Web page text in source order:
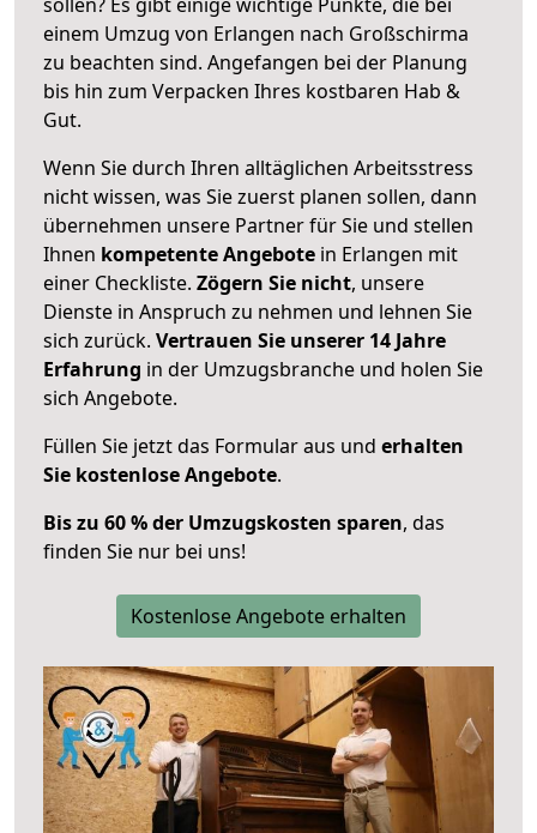
einem Umzug von Erlangen nach Großschirma
zu beachten sind. Angefangen bei der Planung
bis hin zum Verpacken Ihres kostbaren Hab &
Gut.
Wenn Sie durch Ihren alltäglichen Arbeitsstress
nicht wissen, was Sie zuerst planen sollen, dann
übernehmen unsere Partner für Sie und stellen
Ihnen kompetente Angebote in Erlangen mit
einer Checkliste. Zögern Sie nicht, unsere
Dienste in Anspruch zu nehmen und lehnen Sie
sich zurück. Vertrauen Sie unserer 14 Jahre
Erfahrung in der Umzugsbranche und holen Sie
sich Angebote.
Füllen Sie jetzt das Formular aus und erhalten
Sie kostenlose Angebote.
Bis zu 60 % der Umzugskosten sparen, das
finden Sie nur bei uns!
Kostenlose Angebote erhalten